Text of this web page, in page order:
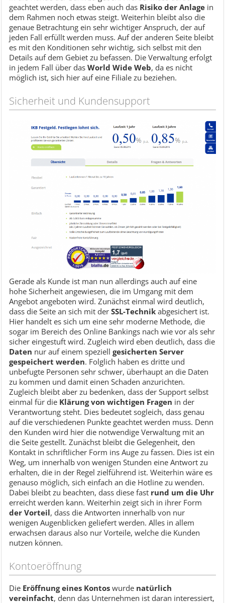
geachtet werden, dass eben auch das Risiko der Anlage in
dem Rahmen noch etwas steigt. Weiterhin bleibt also die
genaue Betrachtung ein sehr wichtiger Anspruch, der auf
jeden Fall erfüllt werden muss. Auf der anderen Seite bleibt
es mit den Konditionen sehr wichtig, sich selbst mit den
Details auf dem Gebiet zu befassen. Die Verwaltung erfolgt
in jedem Fall über dasWorld Wide Web, da es nicht
möglich ist, sich hier auf eine Filiale zu beziehen.
Sicherheit und Kundensupport
Gerade als Kunde ist man nun allerdings auch auf eine
hohe Sicherheit angewiesen, die im Umgang mit dem
Angebot angeboten wird. Zunächst einmal wird deutlich,
dass die Seite an sich mit derSSL-Technik abgesichert ist.
Hier handelt es sich um eine sehr moderne Methode, die
sogar im Bereich des Online Bankings nach wie vor als sehr
sicher eingestuft wird. Zugleich wird eben deutlich, dass die
Daten nur auf einem speziellgesicherten Server
gespeichert werden. Folglich haben es dritte und
unbefugte Personen sehr schwer, überhaupt an die Daten
zu kommen und damit einen Schaden anzurichten.
Zugleich bleibt aber zu bedenken, dass der Support selbst
einmal für die Klärung von wichtigen Fragen in der
Verantwortung steht. Dies bedeutet sogleich, dass genau
auf die verschiedenen Punkte geachtet werden muss. Denn
den Kunden wird hier die notwendige Verwaltung mit an
die Seite gestellt. Zunächst bleibt die Gelegenheit, den
Kontakt in schriftlicher Form ins Auge zu fassen. Dies ist ein
Weg, um innerhalb von wenigen Stunden eine Antwort zu
erhalten, die in der Regel zielführend ist. Weiterhin wäre es
genauso möglich, sich einfach an die Hotline zu wenden.
Dabei bleibt zu beachten, dass diese fast rund um die Uhr
erreicht werden kann. Weiterhin zeigt sich in ihrer Form
der Vorteil, dass die Antworten innerhalb von nur
wenigen Augenblicken geliefert werden. Alles in allem
erwachsen daraus also nur Vorteile, welche die Kunden
nutzen können.
Kontoeröffnung
Die Eröffnung eines Kontos wurde natürlich
vereinfacht, denn das Unternehmen ist daran interessiert,